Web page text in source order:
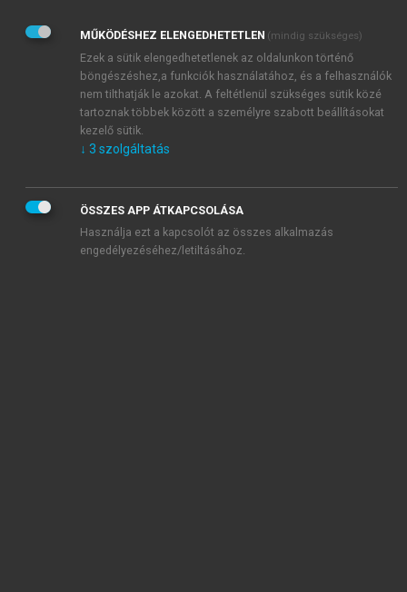
Adatkezelési tájékoztatóbanfoglaltakat tudomásul
veszem és elfogadom.
Általános vásárlási feltételeket, valamint a szotar.netés a
mersz.huoldalak licencszerződéseiben foglaltakat
tudomásul veszem és elfogadom.
KIPRÓBÁLOM
MŰKÖDÉSHEZ ELENGEDHETETLEN (mindig szükséges)
Ezek a sütik elengedhetetlenek az oldalunkon történő
böngészéshez,a funkciók használatához, és a felhasználók
nem tilthatják le azokat. A feltétlenül szükséges sütik közé
tartoznak többek között a személyre szabott beállításokat
kezelő sütik.
↓ 3 szolgáltatás
ÖSSZES APP ÁTKAPCSOLÁSA
Használja ezt a kapcsolót az összes alkalmazás
engedélyezéséhez/letiltásához.